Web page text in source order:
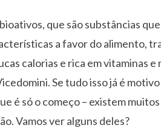
que são substâncias
a favor do alimento,
calorias e rica em vitaminas e
Se tudo isso já é
é só o começo – existem
Vamos ver alguns deles?